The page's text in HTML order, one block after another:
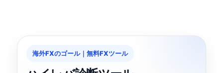
海外FXのゴール｜無料FXツール